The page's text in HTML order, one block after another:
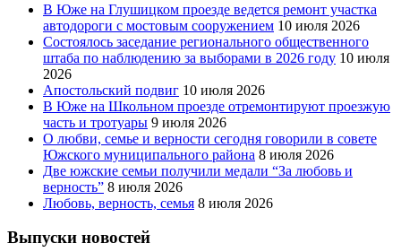
В Юже на Глушицком проезде ведется ремонт участка
автодороги с мостовым сооружением 10 июля 2026
Состоялось заседание регионального общественного
штаба по наблюдению за выборами в 2026 году 10 июля
2026
Апостольский подвиг 10 июля 2026
В Юже на Школьном проезде отремонтируют проезжую
часть и тротуары 9 июля 2026
О любви, семье и верности сегодня говорили в совете
Южского муниципального района 8 июля 2026
Две южские семьи получили медали “За любовь и
верность” 8 июля 2026
Любовь, верность, семья 8 июля 2026
Выпуски новостей